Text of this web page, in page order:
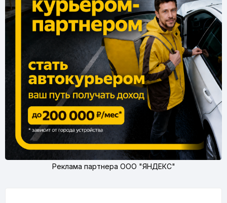
Реклама партнера ООО "ЯНДЕКС"